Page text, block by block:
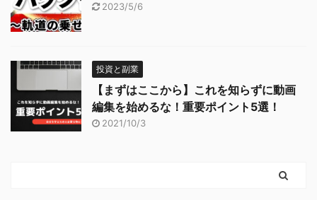
2023/5/6
投資と副業
【まずはここから】これを知らずに動画
編集を始めるな！重要ポイント5選！
2021/10/3